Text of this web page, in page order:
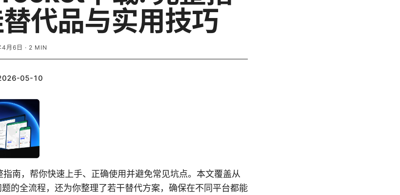
代品与实用技巧
月6日 · 2 MIN
05-10
南，帮你快速上手、正确使用并避免常见坑点。本文覆盖从
的全流程，还为你整理了若干替代方案，确保在不同平台都能